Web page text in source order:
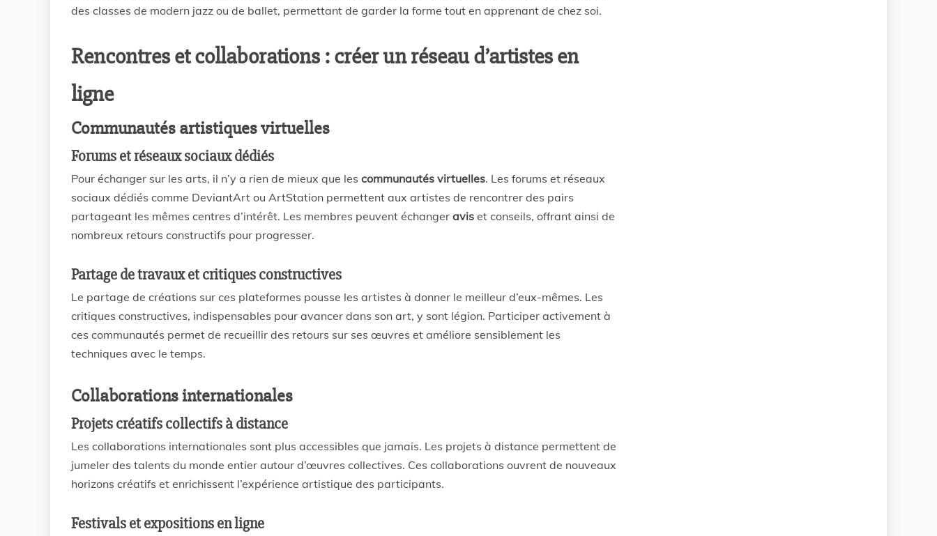
des classes de modern jazz ou de ballet, permettant de garder la forme tout en apprenant de chez soi.
Rencontres et collaborations : créer un réseau d’artistes en
ligne
Communautés artistiques virtuelles
Forums et réseaux sociaux dédiés
Pour échanger sur les arts, il n’y a rien de mieux que les communautés virtuelles. Les forums et réseaux
sociaux dédiés comme DeviantArt ou ArtStation permettent aux artistes de rencontrer des pairs
partageant les mêmes centres d’intérêt. Les membres peuvent échanger avis et conseils, offrant ainsi de
nombreux retours constructifs pour progresser.
Partage de travaux et critiques constructives
Le partage de créations sur ces plateformes pousse les artistes à donner le meilleur d’eux-mêmes. Les
critiques constructives, indispensables pour avancer dans son art, y sont légion. Participer activement à
ces communautés permet de recueillir des retours sur ses œuvres et améliore sensiblement les
techniques avec le temps.
Collaborations internationales
Projets créatifs collectifs à distance
Les collaborations internationales sont plus accessibles que jamais. Les projets à distance permettent de
jumeler des talents du monde entier autour d’œuvres collectives. Ces collaborations ouvrent de nouveaux
horizons créatifs et enrichissent l’expérience artistique des participants.
Festivals et expositions en ligne